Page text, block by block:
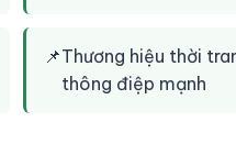
📌Thương hiệu thời
thông điệp mạnh